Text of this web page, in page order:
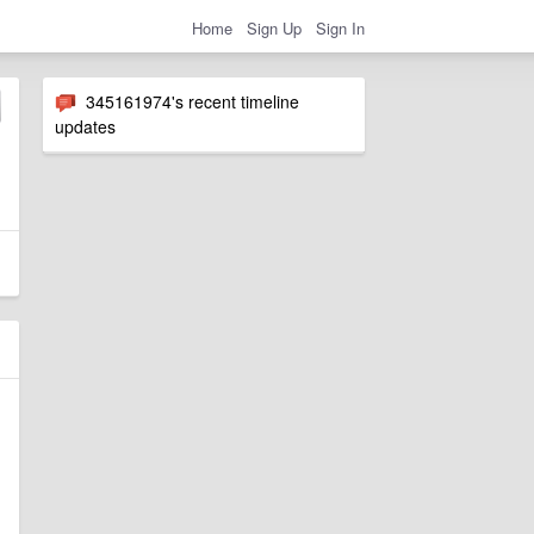
Home Sign Up Sign In
345161974's recent timeline
updates